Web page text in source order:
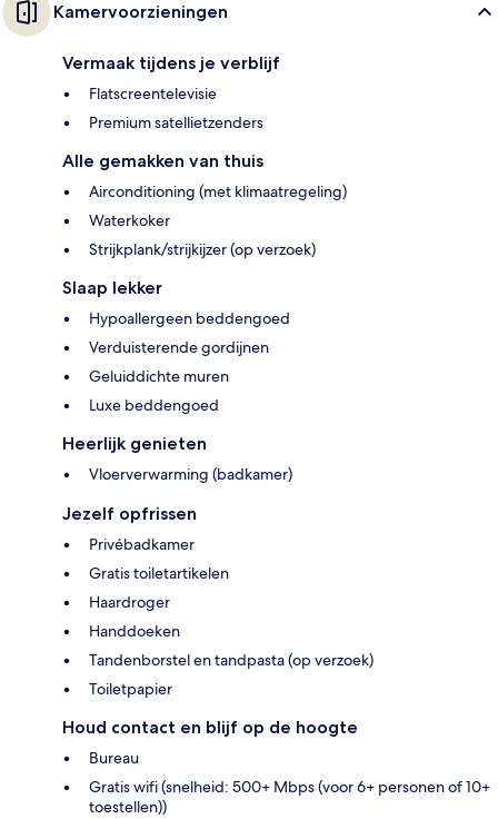
Kamervoorzieningen
Vermaak tijdens je verblijf
Flatscreentelevisie
Premium satellietzenders
Alle gemakken van thuis
Airconditioning (met klimaatregeling)
Waterkoker
Strijkplank/strijkijzer (op verzoek)
Slaap lekker
Hypoallergeen beddengoed
Verduisterende gordijnen
Geluiddichte muren
Luxe beddengoed
Heerlijk genieten
Vloerverwarming (badkamer)
Jezelf opfrissen
Privébadkamer
Gratis toiletartikelen
Haardroger
Handdoeken
Tandenborstel en tandpasta (op verzoek)
Toiletpapier
Houd contact en blijf op de hoogte
Bureau
Gratis wifi (snelheid: 500+ Mbps (voor 6+ personen of 10+
toestellen))